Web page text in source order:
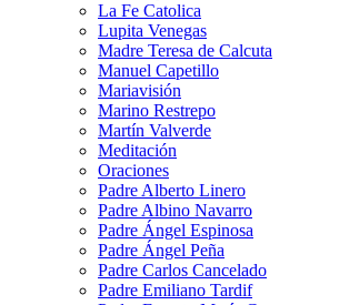
La Fe Catolica
Lupita Venegas
Madre Teresa de Calcuta
Manuel Capetillo
Mariavisión
Marino Restrepo
Martín Valverde
Meditación
Oraciones
Padre Alberto Linero
Padre Albino Navarro
Padre Ángel Espinosa
Padre Ángel Peña
Padre Carlos Cancelado
Padre Emiliano Tardif